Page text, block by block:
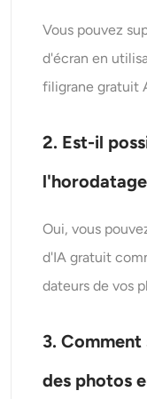
Vous pouvez
d'écran en
filigrane gratuit
2. Est-il
Oui, vous
d'IA gratuit
dateurs de vos
3.
des photos